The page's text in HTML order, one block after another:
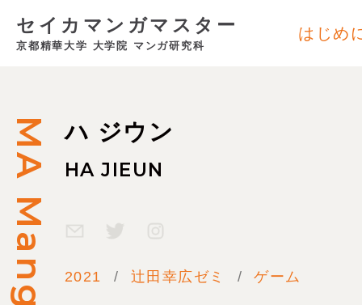
セイカマンガマスター
京都精華大学 大学院 マンガ研究科
はじめ
ハ ジウン
HA JIEUN
2021 辻田幸広ゼミ ゲーム